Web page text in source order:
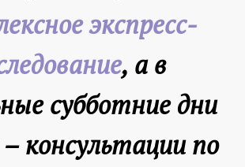
экспресс-
, а в
субботние дни
консультации по